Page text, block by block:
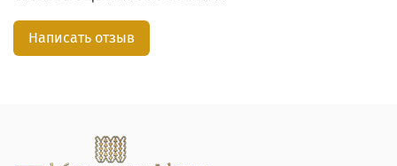
Написать отзыв